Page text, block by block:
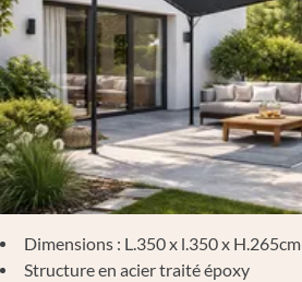
Dimensions : L.350 x l.350 x H.265cm
Structure en acier traité époxy